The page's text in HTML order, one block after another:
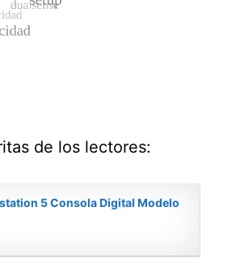
de los lectores:
5 Consola Digital Modelo